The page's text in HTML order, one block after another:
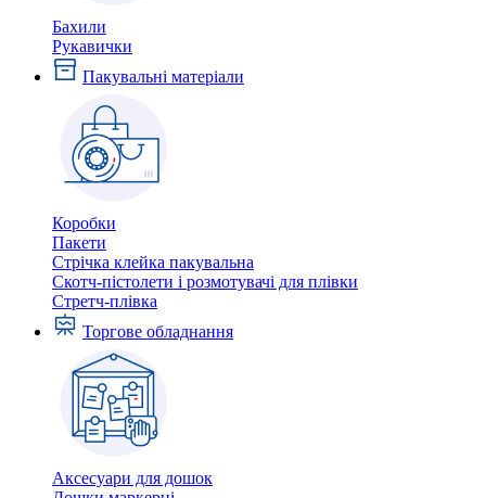
Бахили
Рукавички
Пакувальні матеріали
Коробки
Пакети
Стрічка клейка пакувальна
Скотч-пістолети і розмотувачі для плівки
Стретч-плівка
Торгове обладнання
Аксесуари для дошок